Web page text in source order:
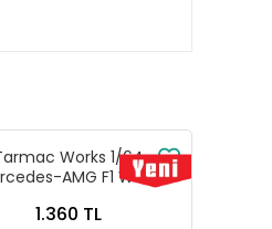
Works 1/64
AMG F1 W14 E
2023 Lewis Hamilton -
1.360 TL